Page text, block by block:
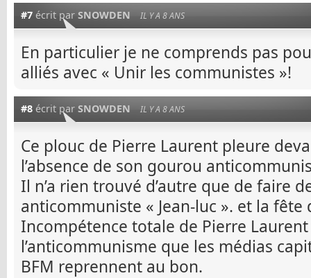
#7 écrit par SNOWDEN IL Y A 8 ANS
En particulier je ne comprends pas
alliés avec « Unir les communistes »!
#8 écrit par SNOWDEN IL Y A 8 ANS
Ce plouc de Pierre Laurent pleure
l’absence de son gourou
Il n’a rien trouvé d’autre que de faire
anticommuniste « Jean-luc ». et la fête
Incompétence totale de Pierre
l’anticommunisme que les médias
BFM reprennent au bon.